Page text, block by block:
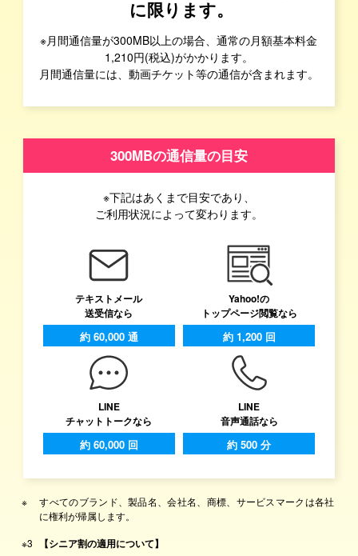
に限ります。
※月間通信量が300MB以上の場合、通常の月額基本料金
1,210円(税込)がかかります。
月間通信量には、動画チケット等の通信が含まれます。
300MBの通信量の目安
※下記はあくまで目安であり、
ご利用状況によって変わります。
テキストメール
送受信なら
約 60,000 通
Yahoo!の
トップページ閲覧なら
約 1,200 回
LINE
チャットトークなら
約 60,000 回
LINE
音声通話なら
約 500 分
※
すべてのブランド、製品名、会社名、商標、サービスマークは各社
に権利が帰属します。
※3
【シニア割の適用について】